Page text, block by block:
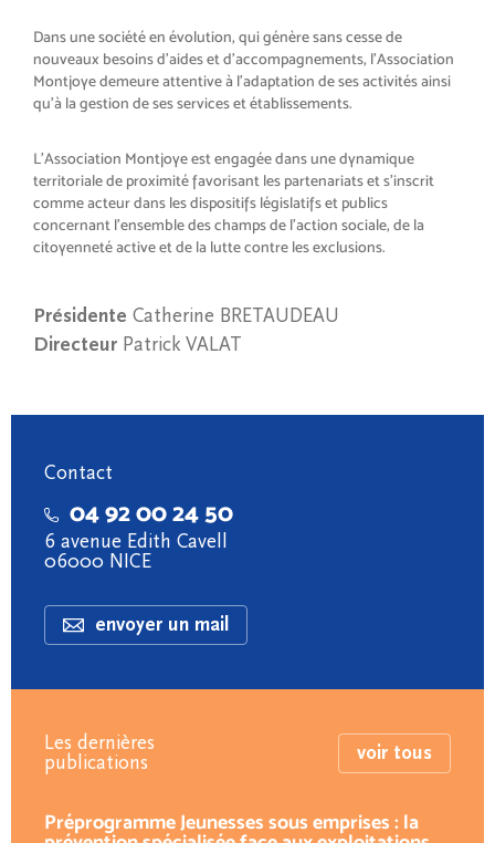
Dans une société en évolution, qui génère sans cesse de
nouveaux besoins d’aides et d’accompagnements, l’Association
Montjoye demeure attentive à l’adaptation de ses activités ainsi
qu’à la gestion de ses services et établissements.
L’Association Montjoye est engagée dans une dynamique
territoriale de proximité favorisant les partenariats et s’inscrit
comme acteur dans les dispositifs législatifs et publics
concernant l’ensemble des champs de l’action sociale, de la
citoyenneté active et de la lutte contre les exclusions.
Présidente Catherine BRETAUDEAU
Directeur Patrick VALAT
Contact
04 92 00 24 50
6 avenue Edith Cavell
06000 NICE
envoyer un mail
Les dernières
publications
voir tous
Préprogramme Jeunesses sous emprises : la